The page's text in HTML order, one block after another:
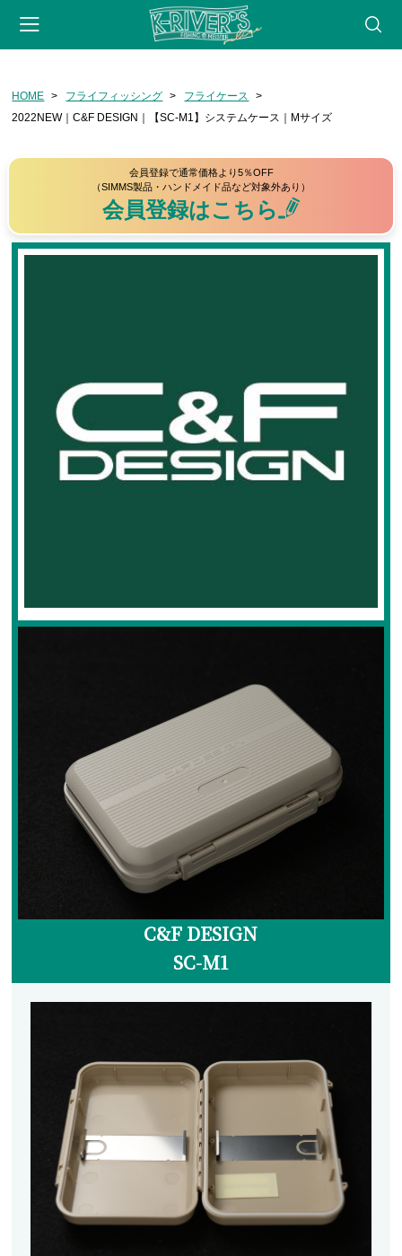
会員登録 マイページ カート webサイト
フライフィッシング
リール
フライ（完成品）
フライケース
フライマテリアル
ロッド
ルアーケース
ランディングネット
ランディングネット
マグネットリリーサー
ネットホルダー
交換用ネット
ウェーダー
ウェーディングシューズ
ウェア・アクセサリー
ヘッドギア
アウター・ベスト
HOME フライフィッシング
フライケース
2022NEW｜C&F DESIGN｜【SC-M1】システムケース｜Mサイズ
会員登録で通常価格より5％OFF
（SIMMS製品・ハンドメイド品など対象外あり）
会員登録はこちら
C&F DESIGN
SC-M1